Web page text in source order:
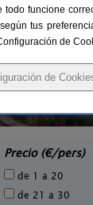
Casa
Precio (€/pers)
de 1 a 20
de 21 a 30
funcione
tus
de